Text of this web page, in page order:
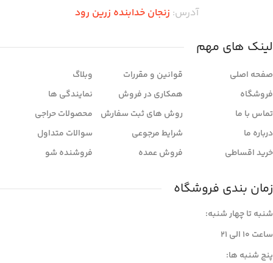
آدرس: زنجان خدابنده زرین رود
لینک های مهم
صفحه اصلی
فروشگاه
تماس با ما
درباره ما
خرید اقساطی
قوانین و مقررات
همکاری در فروش
روش های ثبت سفارش
شرایط مرجوعی
فروش عمده
وبلاگ
نمایندگی ها
محصولات حراجی
سوالات متداول
فروشنده شو
زمان بندی فروشگاه
شنبه تا چهار شنبه:
ساعت ۱۰ الی ۲۱
پنج شنبه ها: